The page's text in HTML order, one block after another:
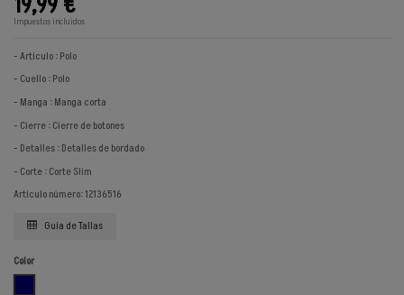
Impuestos incluidos
- Artículo : Polo
- Cuello : Polo
- Manga : Manga corta
- Cierre : Cierre de botones
- Detalles : Detalles de bordado
- Corte : Corte Slim
Artículo número: 12136516
Guía de Tallas
Color